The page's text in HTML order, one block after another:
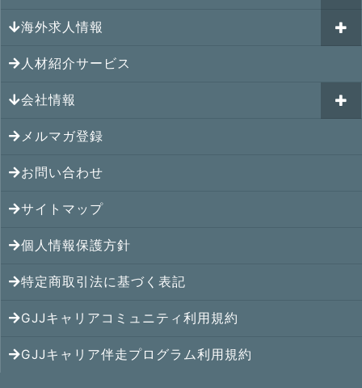
GJJキャリア伴走プログラム
GJJキャリアコミュニティ
カナダの就職情報
メキシコの就職情報
ヨーロッパの就職情報
オセアニアの就職情報
シンガポールの就職情報
マレーシアの就職情報
タイの就職情報
ベトナムの就職情報
インドネシアの就職情報
インドの就職情報
海外就職その後の体験談
シンガポール就職の体験談
マレーシア就職の体験談
タイ就職の体験談
ベトナム就職の体験談
インドネシア就職の体験談
インド就職の体験談
フィリピン就職の体験談
ミャンマー就職の体験談
香港就職の体験談
海外求人情報
シンガポールの求人
マレーシアの求人
タイの求人
ベトナムの求人
インドネシアの求人
インドの求人
フィリピンの求人
カンボジアの求人
ミャンマーの求人
人材紹介サービス
会社情報
アクセス
メンバー紹介
提携先
コンサルタント
メルマガ登録
お問い合わせ
サイトマップ
個人情報保護方針
特定商取引法に基づく表記
GJJキャリアコミュニティ利用規約
GJJキャリア伴走プログラム利用規約